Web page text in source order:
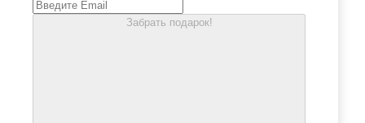
Забрать подарок!